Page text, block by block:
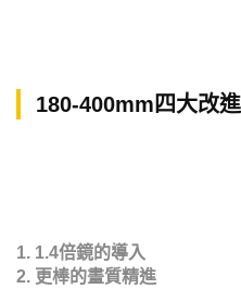
180-400mm四大改進
1. 1.4倍鏡的導入
2. 更棒的畫質精進